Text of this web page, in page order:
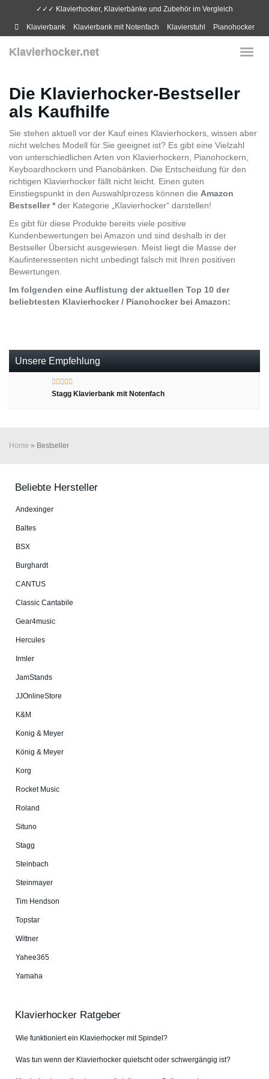
main
✓✓✓ Klavierhocker, Klavierbänke und Zubehör im Vergleich
Klavierbank Klavierbank mit Notenfach Klavierstuhl Pianohocker
Klavierhocker.net
Die Klavierhocker-Bestseller
als Kaufhilfe
Sie stehen aktuell vor der Kauf eines Klavierhockers, wissen aber
nicht welches Modell für Sie geeignet ist? Es gibt eine Vielzahl
von unterschiedlichen Arten von Klavierhockern, Pianohockern,
Keyboardhockern und Pianobänken. Die Entscheidung für den
richtigen Klavierhocker fällt nicht leicht. Einen guten
Einstiegspunkt in den Auswahlprozess können die Amazon
Bestseller *der Kategorie „Klavierhocker“ darstellen!
Es gibt für diese Produkte bereits viele positive
Kundenbewertungen bei Amazon und sind deshalb in der
Bestseller Übersicht ausgewiesen. Meist liegt die Masse der
Kaufinteressenten nicht unbedingt falsch mit Ihren positiven
Bewertungen.
Im folgenden eine Auflistung der aktuellen Top 10 der
beliebtesten Klavierhocker / Pianohocker bei Amazon:
Unsere Empfehlung
Stagg Klavierbank mit Notenfach
Home » Bestseller
Beliebte Hersteller
An­dex­in­ger
Baltes
BSX
Burg­hardt
CANTUS
Classic Cantabile
Gear4music
Hercules
Irmler
JamStands
JJOnlineStore
K&M
Konig & Meyer
König & Meyer
Korg
Rocket Music
Roland
Situno
Stagg
Steinbach
Steinmayer
Tim Hendson
Topstar
Wittner
Yahee365
Yamaha
Klavierhocker Ratgeber
Wie funktioniert ein Klavierhocker mit Spindel?
Was tun wenn der Klavierhocker quietscht oder schwergängig ist?